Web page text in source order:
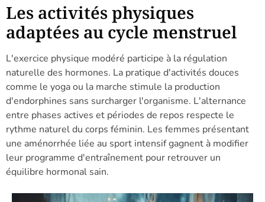
Les activités physiques
adaptées au cycle menstruel
L'exercice physique modéré participe à la régulation
naturelle des hormones. La pratique d'activités douces
comme le yoga ou la marche stimule la production
d'endorphines sans surcharger l'organisme. L'alternance
entre phases actives et périodes de repos respecte le
rythme naturel du corps féminin. Les femmes présentant
une aménorrhée liée au sport intensif gagnent à modifier
leur programme d'entraînement pour retrouver un
équilibre hormonal sain.